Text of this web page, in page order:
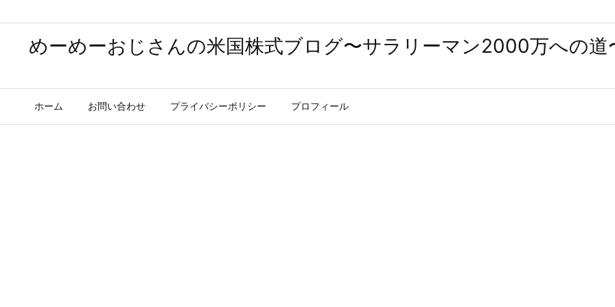
めーめーおじさんの米国株式ブログ〜サラリーマン2000万への道
ホーム お問い合わせ プライバシーポリシー プロフィール